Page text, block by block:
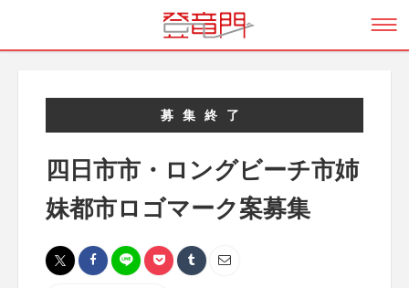
募集終了
四日市市・ロングビーチ市姉
妹都市ロゴマーク案募集